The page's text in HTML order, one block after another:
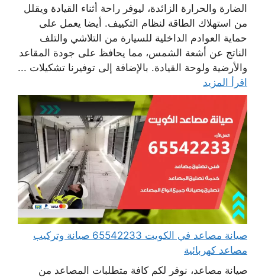
الضارة والحرارة الزائدة، ليوفر راحة أثناء القيادة ويقلل
من استهلاك الطاقة لنظام التكييف. أيضا يعمل على
حماية العوادم الداخلية للسيارة من التلاشي والتلف
الناتج عن أشعة الشمس، مما يحافظ على جودة المقاعد
والأرضية ولوحة القيادة. بالإضافة إلى توفيرنا تشكيلات ...
اقرأ المزيد
صيانة مصاعد في الكويت 65542233 صيانة وتركيب
مصاعد كهربائية
صيانة مصاعد، نوفر لكم كافة متطلبات المصاعد من